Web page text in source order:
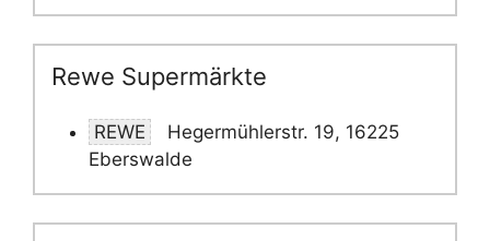
Rewe Supermärkte
REWE
Hegermühlerstr. 19, 16225
Eberswalde